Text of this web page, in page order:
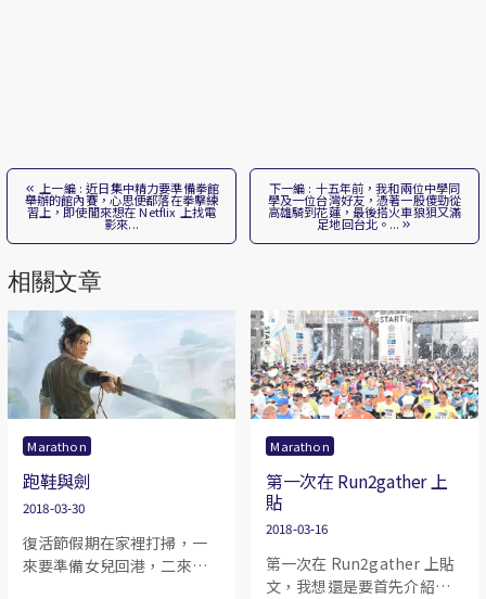
上一編 : 近日集中精力要準備拳館
舉辦的館內賽，心思便都落在拳擊練
習上，即使閒來想在 Netflix 上找電
影來...
下一編 : 十五年前，我和兩位中學同
學及一位台灣好友，憑著一股傻勁從
高雄騎到花蓮，最後搭火車狼狽又滿
足地回台北。...
相關文章
Marathon
跑鞋與劍
2018-03-30
復活節假期在家裡打掃，一
來要準備女兒回港，二來也
Marathon
第一次在 Run2gather 上
貼
2018-03-16
第一次在 Run2gather 上貼
文，我想還是要首先介紹自